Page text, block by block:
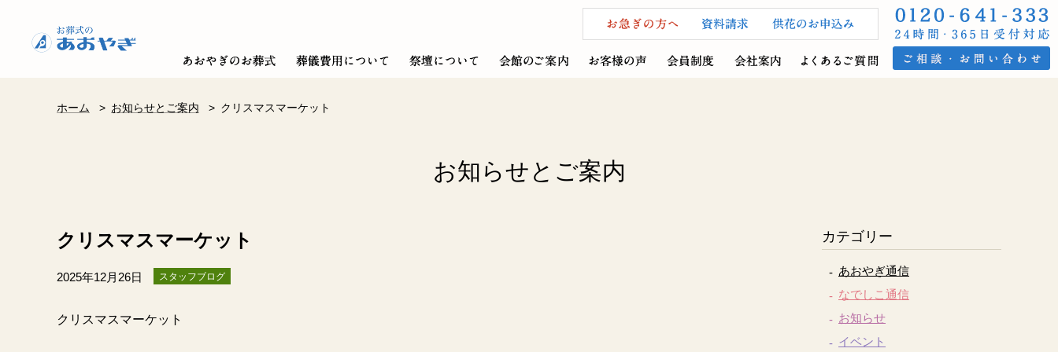
ホーム > お知らせとご案内 > クリスマスマーケット
お知らせとご案内
クリスマスマーケット
2025年12月26日 スタッフブログ
クリスマスマーケット
カテゴリー
あおやぎ通信
なでしこ通信
お知らせ
イベント